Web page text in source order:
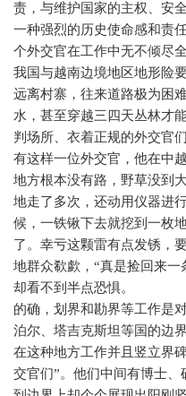
责，与维护国家的主权、安
一种强烈的历史使命感和责
个外交官在工作中无不倾尽全
我国与越南边境地区地形险
远离村寨，往来道路极为困
水，甚至穿越三四天丛林才
判场所、衣着正规的外交官
有这样一位外交官，他在中
地方根本没有路，野草没到
地走了多次，还动用仪器进
候，一铁锹下去就挖到一枚
了。幸亏这颗雷有点发锈，
地群众欷歔，“真是捡回来
却看不到半点恐惧。
的确，划界和勘界等工作是
泊尔、塔吉克斯坦等国的边
在这种地方工作并且竖立界
交官们”。他们中间有博士